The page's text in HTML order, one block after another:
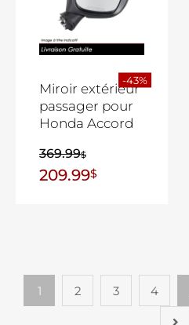
Miroir extérieur
passager pour
Honda Accord
369.99$
209.99$
-43%
1 2 3 4